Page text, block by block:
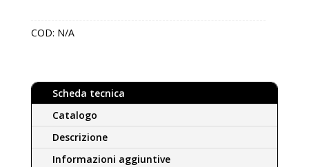
COD: N/A
Scheda tecnica
Catalogo
Descrizione
Informazioni aggiuntive